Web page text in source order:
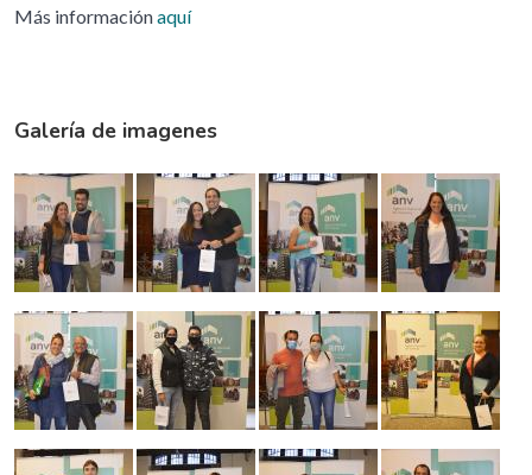
Más informaciónaquí
Galería de imagenes